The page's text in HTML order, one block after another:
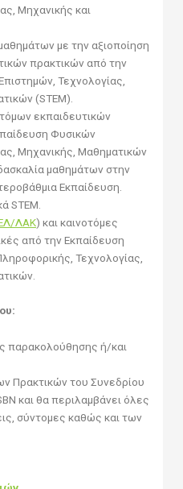
Μηχανικής και
με την αξιοποίηση
πρακτικών από την
Τεχνολογίας,
(STEM).
εκπαιδευτικών
Φυσικών
Μηχανικής, Μαθηματικών
μαθημάτων στην
Εκπαίδευση.
STEM.
ΛΑΚ) και καινοτόμες
από την Εκπαίδευση
Τεχνολογίας,
παρακολούθησης ή/και
Πρακτικών του Συνεδρίου
και θα περιλαμβάνει όλες
σύντομες καθώς και των